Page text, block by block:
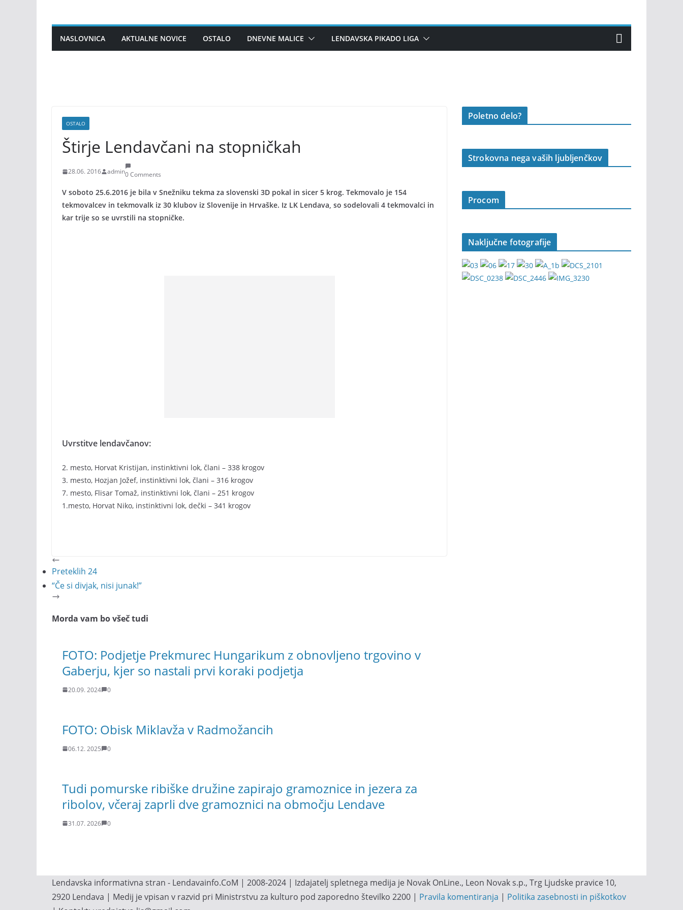
contentNASLOVNICA AKTUALNE NOVICE OSTALO DNEVNE MALICE LENDAVSKA PIKADO LIGA
OSTALO
Štirje Lendavčani na stopničkah
28.06. 2016 admin0 Comments
V soboto 25.6.2016 je bila v Snežniku tekma za slovenski 3D pokal in sicer 5 krog. Tekmovalo je 154
tekmovalcev in tekmovalk iz 30 klubov iz Slovenije in Hrvaške. Iz LK Lendava, so sodelovali 4 tekmovalci in
kar trije so se uvrstili na stopničke.
Uvrstitve lendavčanov:
2. mesto, Horvat Kristijan, instinktivni lok, člani – 338 krogov
3. mesto, Hozjan Jožef, instinktivni lok, člani – 316 krogov
7. mesto, Flisar Tomaž, instinktivni lok, člani – 251 krogov
1.mesto, Horvat Niko, instinktivni lok, dečki – 341 krogov
Preteklih 24
“Če si divjak, nisi junak!”
Morda vam bo všeč tudi
FOTO: Podjetje Prekmurec Hungarikum z obnovljeno trgovino v
Gaberju, kjer so nastali prvi koraki podjetja
20.09. 2024 0
FOTO: Obisk Miklavža v Radmožancih
06.12. 2025 0
Tudi pomurske ribiške družine zapirajo gramoznice in jezera za
ribolov, včeraj zaprli dve gramoznici na območju Lendave
31.07. 2026 0
Poletno delo?
Strokovna nega vaših ljubljenčkov
Procom
Naključne fotografije
Lendavska informativna stran - Lendavainfo.CoM | 2008-2024 | Izdajatelj spletnega medija je Novak OnLine., Leon Novak s.p., Trg Ljudske pravice 10,
2920 Lendava | Medij je vpisan v razvid pri Ministrstvu za kulturo pod zaporedno številko 2200 | Pravila komentiranja | Politika zasebnosti in piškotkov